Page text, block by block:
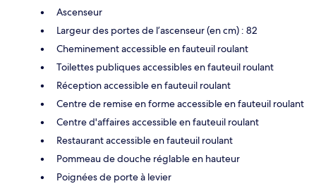
Ascenseur
Largeur des portes de l’ascenseur (en cm) : 82
Cheminement accessible en fauteuil roulant
Toilettes publiques accessibles en fauteuil roulant
Réception accessible en fauteuil roulant
Centre de remise en forme accessible en fauteuil roulant
Centre d'affaires accessible en fauteuil roulant
Restaurant accessible en fauteuil roulant
Pommeau de douche réglable en hauteur
Poignées de porte à levier